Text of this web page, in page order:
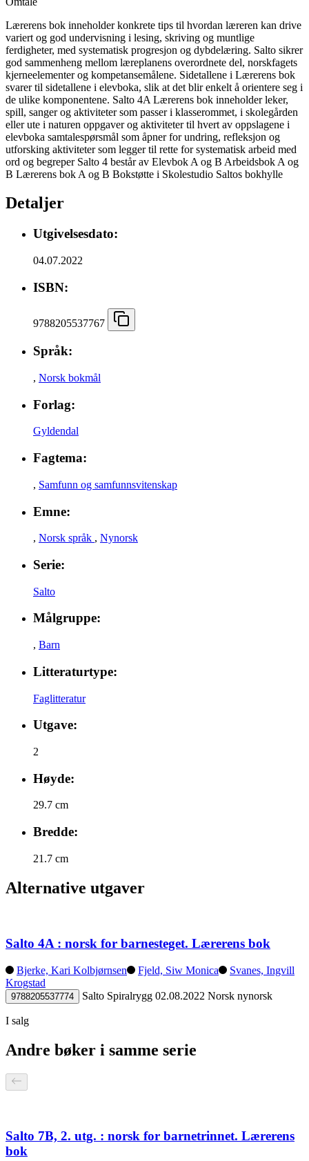
Lærerens bok inneholder konkrete tips til hvordan læreren kan drive
variert og god undervisning i lesing, skriving og muntlige
ferdigheter, med systematisk progresjon og dybdelæring. Salto sikrer
god sammenheng mellom læreplanens overordnete del, norskfagets
kjerneelementer og kompetansemålene. Sidetallene i Lærerens bok
svarer til sidetallene i elevboka, slik at det blir enkelt å orientere seg i
de ulike komponentene. Salto 4A Lærerens bok inneholder leker,
spill, sanger og aktiviteter som passer i klasserommet, i skolegården
eller ute i naturen oppgaver og aktiviteter til hvert av oppslagene i
elevboka samtalespørsmål som åpner for undring, refleksjon og
utforsking aktiviteter som legger til rette for systematisk arbeid med
ord og begreper Salto 4 består av Elevbok A og B Arbeidsbok A og
B Lærerens bok A og B Bokstøtte i Skolestudio Saltos bokhylle
Detaljer
Utgivelsesdato:
04.07.2022
ISBN:
9788205537767
Språk:
, Norsk bokmål
Forlag:
Gyldendal
Fagtema:
, Samfunn og samfunnsvitenskap
Emne:
, Norsk språk , Nynorsk
Serie:
Salto
Målgruppe:
, Barn
Litteraturtype:
Faglitteratur
Utgave:
2
Høyde:
29.7 cm
Bredde:
21.7 cm
Alternative utgaver
Salto 4A : norsk for barnesteget. Lærerens bok
Bjerke, Kari Kolbjørnsen Fjeld, Siw Monica
Svanes, Ingvill
Krogstad
9788205537774 Salto Spiralrygg 02.08.2022 Norsk nynorsk
I salg
Andre bøker i samme serie
Salto 7B, 2. utg. : norsk for barnetrinnet. Lærerens
bok